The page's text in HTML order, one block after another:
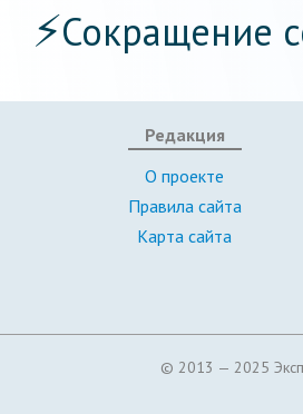
⚡Сокращение
Редакция
О проекте
Правила сайта
Карта сайта
© 2013 — 2025